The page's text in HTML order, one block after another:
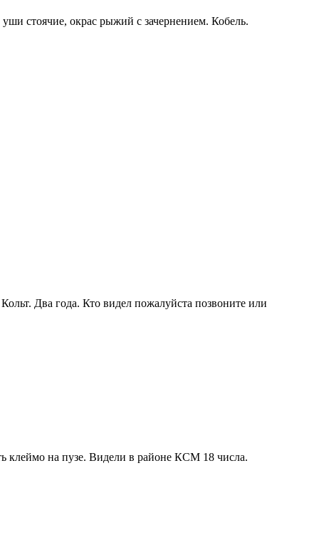
стоячие, окрас рыжий с зачернением. Кобель.
Два года. Кто видел пожалуйста позвоните или
клеймо на пузе. Видели в районе КСМ 18 числа.